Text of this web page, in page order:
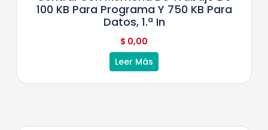
100 KB Para Programa Y 750 KB Para
Datos, 1.ª In
$ 0,00
Leer Más